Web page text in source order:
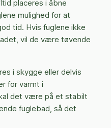
placeres i åbne
mulighed for at
tid. Hvis fuglene ikke
vil de være tøvende
i skygge eller delvis
for varmt i
det være på et stabilt
fuglebad, så det